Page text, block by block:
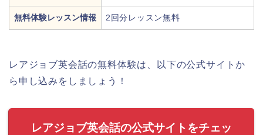
無料体験レッスン情報 2回分レッスン無料
レアジョブ英会話の無料体験は、以下の公式サイトか
ら申し込みをしましょう！
レアジョブ英会話の公式サイトをチェッ